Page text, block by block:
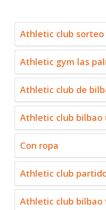
Athletic club sorteo
Athletic gym las
Athletic club de
Athletic club
Con ropa
Athletic club
Athletic club